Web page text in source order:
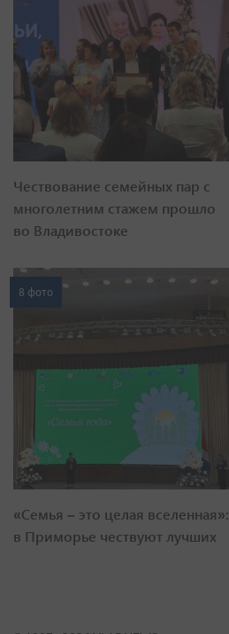
Чествование семейных пар с
многолетним стажем прошло
во Владивостоке
8 фото
«Семья – это целая вселенная»:
в Приморье чествуют лучших